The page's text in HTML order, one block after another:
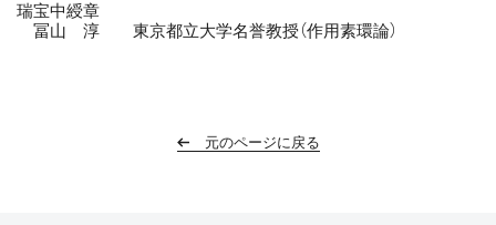
瑞宝中綬章
冨山 淳 東京都立大学名誉教授（作用素環論）
元のページに戻る